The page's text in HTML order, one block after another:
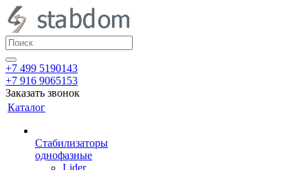
+7 499 5190143
+7 916 9065153
Заказать звонок
Каталог
Стабилизаторы
однофазные
Lider